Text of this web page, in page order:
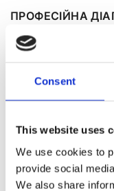
Consent
This website uses
We use cookies to
provide social
We also share
ПРОФЕСІЙНА
Щоб не виконувати
Що може
власник?
Візуальний огляд
наявність тріщин
та слідів оливи.